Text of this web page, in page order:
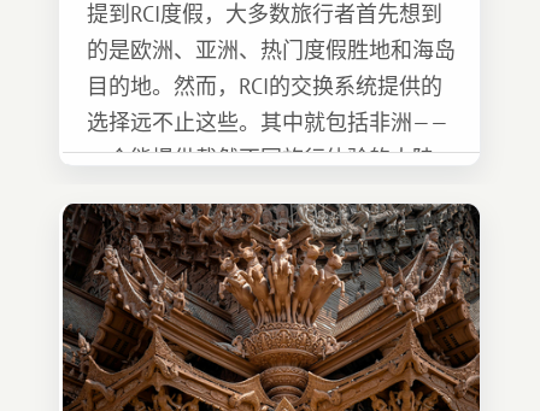
提到RCI度假，大多数旅行者首先想到
的是欧洲、亚洲、热门度假胜地和海岛
目的地。然而，RCI的交换系统提供的
选择远不止这些。其中就包括非洲——
一个能提供截然不同旅行体验的大陆。